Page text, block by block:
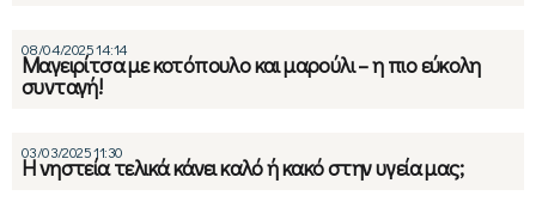
08/04/2025 14:14
Μαγειρίτσα με κοτόπουλο και μαρούλι – η πιο εύκολη
συνταγή!
03/03/2025 11:30
Η νηστεία τελικά κάνει καλό ή κακό στην υγεία μας;